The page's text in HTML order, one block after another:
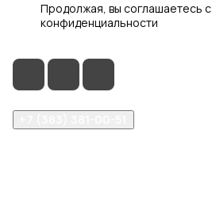
Продолжая, вы соглашаетесь с
конфиденциальности